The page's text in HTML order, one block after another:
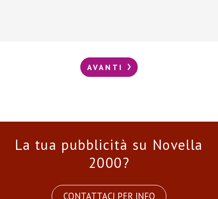
AVANTI
La tua pubblicità su Novella
2000?
CONTATTACI PER INFO